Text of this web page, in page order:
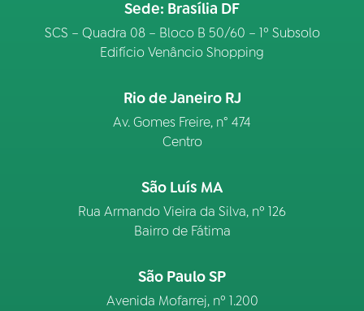
Sede: Brasília DF
SCS – Quadra 08 – Bloco B 50/60 – 1º Subsolo
Edifício Venâncio Shopping
Rio de Janeiro RJ
Av. Gomes Freire, n° 474
Centro
São Luís MA
Rua Armando Vieira da Silva, nº 126
Bairro de Fátima
São Paulo SP
Avenida Mofarrej, nº 1.200